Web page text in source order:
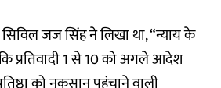
जज सिंह ने लिखा था, “न्याय के
कि प्रतिवादी 1 से 10 को अगले आदेश